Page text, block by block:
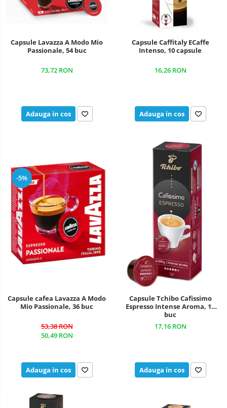
Capsule Lavazza A Modo Mio
Passionale, 54 buc
73,72 RON
Adauga in cos
Capsule Caffitaly ECaffe
Intenso, 10 capsule
16,26 RON
Adauga in cos
-5%
Capsule cafea Lavazza A Modo
Mio Passionale, 36 buc
53,38 RON
50,49 RON
Adauga in cos
Capsule Tchibo Cafissimo
Espresso Intense Aroma, 10
buc
17,16 RON
Adauga in cos